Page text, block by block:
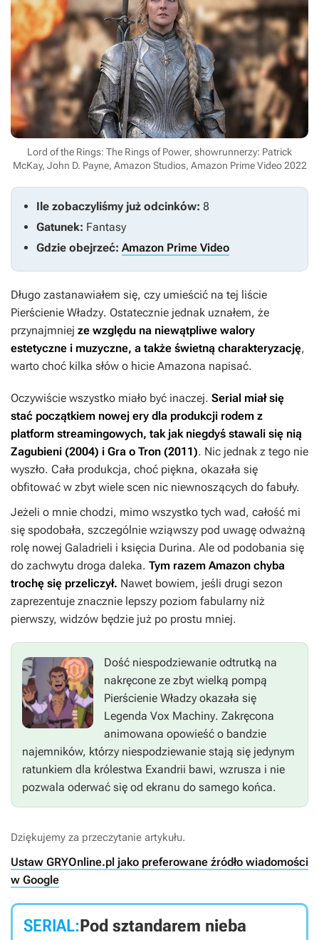
Lord of the Rings: The Rings of Power, showrunnerzy: Patrick
McKay, John D. Payne, Amazon Studios, Amazon Prime Video 2022
Ile zobaczyliśmy już odcinków: 8
Gatunek: Fantasy
Gdzie obejrzeć: Amazon Prime Video
Długo zastanawiałem się, czy umieścić na tej liście
Pierścienie Władzy. Ostatecznie jednak uznałem, że
przynajmniej ze względu na niewątpliwe walory
estetyczne i muzyczne, a także świetną charakteryzację,
warto choć kilka słów o hicie Amazona napisać.
Oczywiście wszystko miało być inaczej. Serial miał się
stać początkiem nowej ery dla produkcji rodem z
platform streamingowych, tak jak niegdyś stawali się nią
Zagubieni (2004) i Gra o Tron (2011). Nic jednak z tego nie
wyszło. Cała produkcja, choć piękna, okazała się
obfitować w zbyt wiele scen nic niewnoszących do fabuły.
Jeżeli o mnie chodzi, mimo wszystko tych wad, całość mi
się spodobała, szczególnie wziąwszy pod uwagę odważną
rolę nowej Galadrieli i księcia Durina. Ale od podobania się
do zachwytu droga daleka. Tym razem Amazon chyba
trochę się przeliczył. Nawet bowiem, jeśli drugi sezon
zaprezentuje znacznie lepszy poziom fabularny niż
pierwszy, widzów będzie już po prostu mniej.
Dość niespodziewanie odtrutką na
nakręcone ze zbyt wielką pompą
Pierścienie Władzy okazała się
Legenda Vox Machiny. Zakręcona
animowana opowieść o bandzie
najemników, którzy niespodziewanie stają się jedynym
ratunkiem dla królestwa Exandrii bawi, wzrusza i nie
pozwala oderwać się od ekranu do samego końca.
Dziękujemy za przeczytanie artykułu.
Ustaw GRYOnline.pl jako preferowane źródło wiadomości
w Google
SERIAL:Pod sztandarem nieba